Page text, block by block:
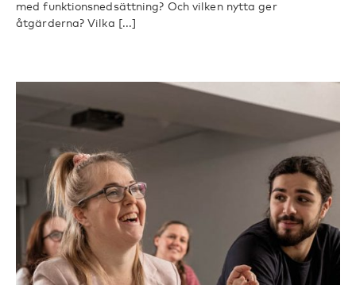
med funktionsnedsättning? Och vilken nytta ger
åtgärderna? Vilka [...]